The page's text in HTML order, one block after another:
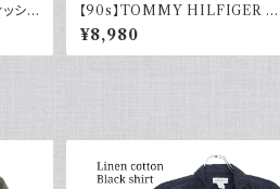
シャ
【90s】TOMMY HILFIGER ト
ミーヒルフィガー オールドトミー
チルデンニット コットン セーター
ネイビー 刺繍 90年代
¥8,980